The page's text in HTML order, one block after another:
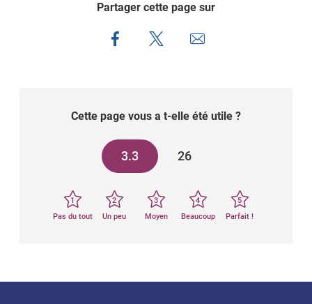
Partager cette page sur
Cette page vous a t-elle été utile ?
3.3 26
1
Pas du tout
2
Un peu
3
Moyen
4
Beaucoup
5
Parfait !